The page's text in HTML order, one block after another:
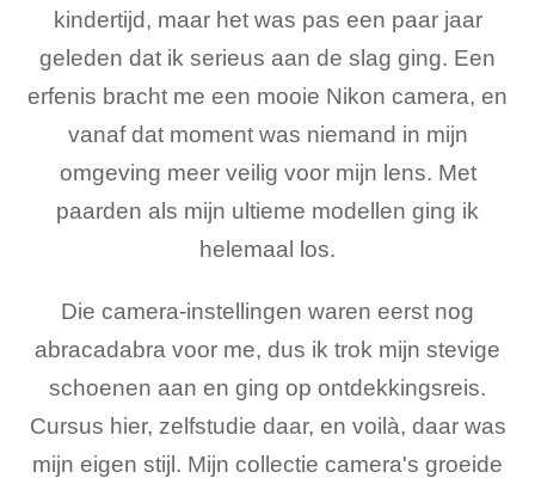
kindertijd, maar het was pas een paar jaar
geleden dat ik serieus aan de slag ging. Een
erfenis bracht me een mooie Nikon camera, en
vanaf dat moment was niemand in mijn
omgeving meer veilig voor mijn lens. Met
paarden als mijn ultieme modellen ging ik
helemaal los.
Die camera-instellingen waren eerst nog
abracadabra voor me, dus ik trok mijn stevige
schoenen aan en ging op ontdekkingsreis.
Cursus hier, zelfstudie daar, en voilà, daar was
mijn eigen stijl. Mijn collectie camera's groeide